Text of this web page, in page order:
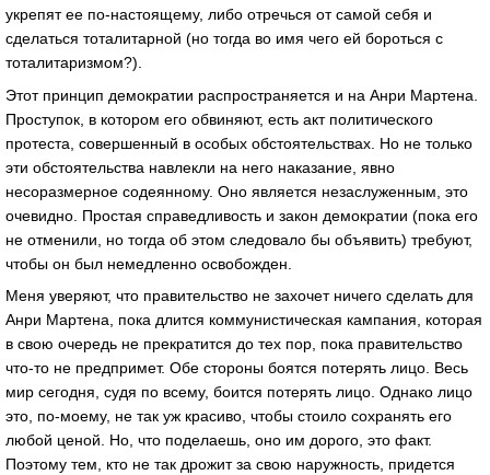
укрепят ее по-настоящему, либо отречься от самой себя и
сделаться тоталитарной (но тогда во имя чего ей бороться с
тоталитаризмом?).
Этот принцип демократии распространяется и на Анри Мартена.
Проступок, в котором его обвиняют, есть акт политического
протеста, совершенный в особых обстоятельствах. Но не только
эти обстоятельства навлекли на него наказание, явно
несоразмерное содеянному. Оно является незаслуженным, это
очевидно. Простая справедливость и закон демократии (пока его
не отменили, но тогда об этом следовало бы объявить) требуют,
чтобы он был немедленно освобожден.
Меня уверяют, что правительство не захочет ничего сделать для
Анри Мартена, пока длится коммунистическая кампания, которая
в свою очередь не прекратится до тех пор, пока правительство
что-то не предпримет. Обе стороны боятся потерять лицо. Весь
мир сегодня, судя по всему, боится потерять лицо. Однако лицо
это, по-моему, не так уж красиво, чтобы стоило сохранять его
любой ценой. Но, что поделаешь, оно им дорого, это факт.
Поэтому тем, кто не так дрожит за свою наружность, придется